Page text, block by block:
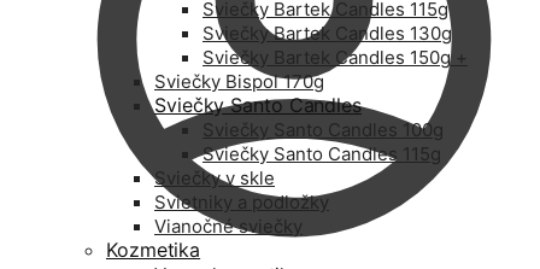
Sviečky Bartek Candles 115g
Sviečky Bartek Candles 130g
Sviečky Bartek Candles 150g +
Sviečky Bispol 170g
Sviečky Santo Candles
Sviečky Santo Candles 100g
Sviečky Santo Candles 115g
Sviečky v skle
Svietniky a podložky
Vianočné sviečky
Kozmetika